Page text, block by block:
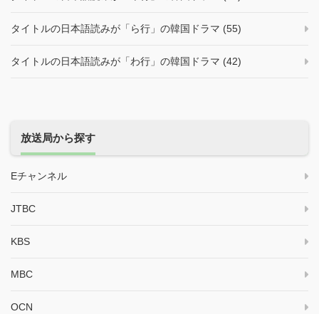
タイトルの日本語読みが「ら行」の韓国ドラマ (55)
タイトルの日本語読みが「わ行」の韓国ドラマ (42)
放送局から探す
Eチャンネル
JTBC
KBS
MBC
OCN